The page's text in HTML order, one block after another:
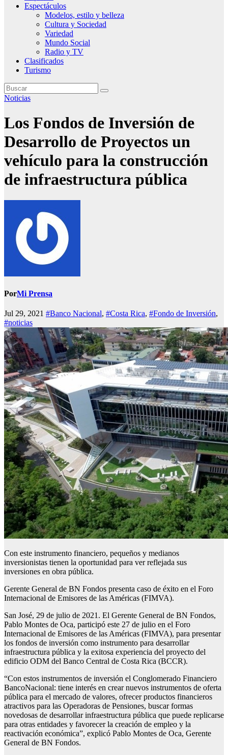
Espectáculos
Modelos, estilo y belleza
Cultura y Sociedad
Variedad
Mundo Social
Radio y TV
Clasificados
Turismo
Noticias
Los Fondos de Inversión de
Desarrollo de Proyectos un
vehículo para la construcción
de infraestructura pública
PorMi Prensa
Jul 29, 2021 #Banco Nacional, #Costa Rica, #Fondo de Inversión,
#noticias
Con este instrumento financiero, pequeños y medianos
inversionistas tienen la oportunidad para ver reflejada sus
inversiones en obra pública.
Gerente General de BN Fondos presenta caso de éxito en el Foro
Internacional de Emisores de las Américas (FIMVA).
San José, 29 de julio de 2021. El Gerente General de BN Fondos,
Pablo Montes de Oca, participó este 27 de julio en el Foro
Internacional de Emisores de las Américas (FIMVA), para presentar
los fondos de inversión como instrumento para desarrollar
infraestructura pública y la exitosa experiencia del proyecto del
edificio ODM del Banco Central de Costa Rica (BCCR).
“Con estos instrumentos de inversión el Conglomerado Financiero
BancoNacional: tiene interés en crear nuevos instrumentos de oferta
pública para el mercado de valores, ofrecer productos financieros
atractivos para las Operadoras de Pensiones, buscar formas
novedosas de desarrollar infraestructura pública que puede replicarse
para otras entidades y favorecer la creación de empleo y la
reactivación económica”, explicó Pablo Montes de Oca, Gerente
General de BN Fondos.